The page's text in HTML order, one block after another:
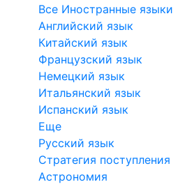
Все Иностранные языки
Английский язык
Китайский язык
Французский язык
Немецкий язык
Итальянский язык
Испанский язык
Еще
Русский язык
Стратегия поступления
Астрономия